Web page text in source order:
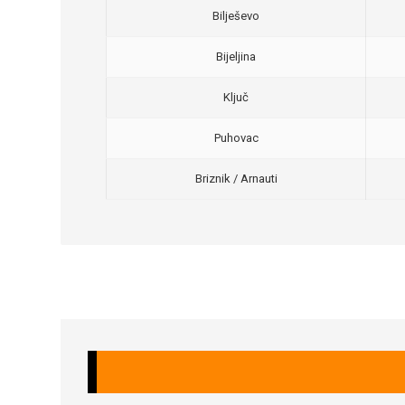
Bilješevo
Bijeljina
Ključ
Puhovac
Briznik / Arnauti